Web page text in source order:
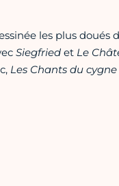
les plus doués
Siegfried et Le
Les Chants du cygne